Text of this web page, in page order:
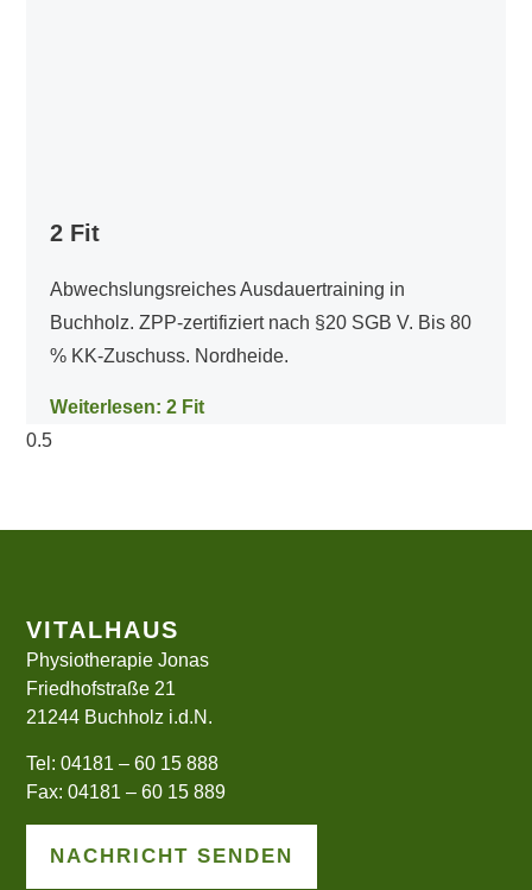
2 Fit
Abwechslungsreiches Ausdauertraining in
Buchholz. ZPP-zertifiziert nach §20 SGB V. Bis 80
% KK-Zuschuss. Nordheide.
Weiterlesen: 2 Fit
VITALHAUS
Physiotherapie Jonas
Friedhofstraße 21
21244 Buchholz i.d.N.
Tel:04181 – 60 15 888
Fax: 04181 – 60 15 889
NACHRICHT SENDEN